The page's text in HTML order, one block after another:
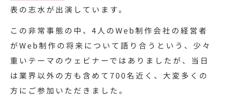
表の志水が出演しています。
この非常事態の中、4人のWeb制作会社の経営者
がWeb制作の将来について語り合うという、少々
重いテーマのウェビナーではありましたが、当日
は業界以外の方も含めて700名近く、大変多くの
方にご参加いただきました。